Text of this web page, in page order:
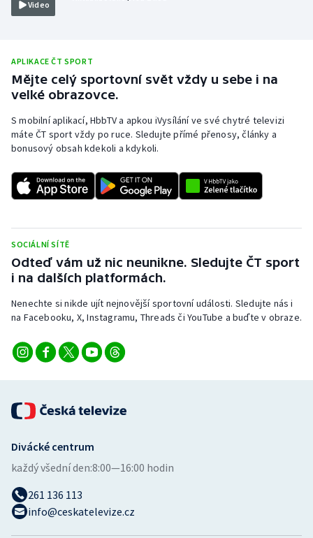
Plavání
Rychlostní kanoistika
Short track
Stolní tenis
Triatlon
Veslování
Vodní slalom
Ostatní
Video
APLIKACE ČT SPORT
Mějte celý sportovní svět vždy u sebe i na
velké obrazovce.
S mobilní aplikací, HbbTV a apkou iVysílání ve své chytré televizi
máte ČT sport vždy po ruce. Sledujte přímé přenosy, články a
bonusový obsah kdekoli a kdykoli.
SOCIÁLNÍ SÍTĚ
Odteď vám už nic neunikne. Sledujte ČT sport
i na dalších platformách.
Nenechte si nikde ujít nejnovější sportovní události. Sledujte nás i
na Facebooku, X, Instagramu, Threads či YouTube a buďte v obraze.
Divácké centrum
každý všední den:8:00—16:00 hodin
261 136 113
info@ceskatelevize.cz